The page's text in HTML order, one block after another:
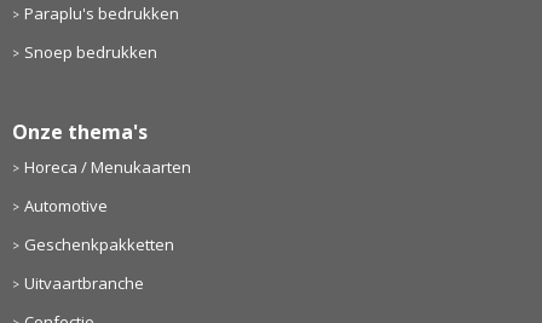
Paraplu's bedrukken
Snoep bedrukken
Onze thema's
Horeca / Menukaarten
Automotive
Geschenkpakketten
Uitvaartbranche